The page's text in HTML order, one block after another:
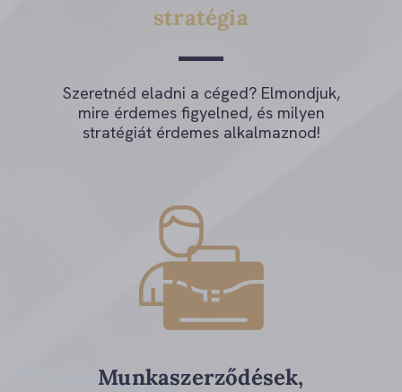
stratégia
Szeretnéd eladni a céged? Elmondjuk,
mire érdemes figyelned, és milyen
stratégiát érdemes alkalmaznod!
Munkaszerződések,